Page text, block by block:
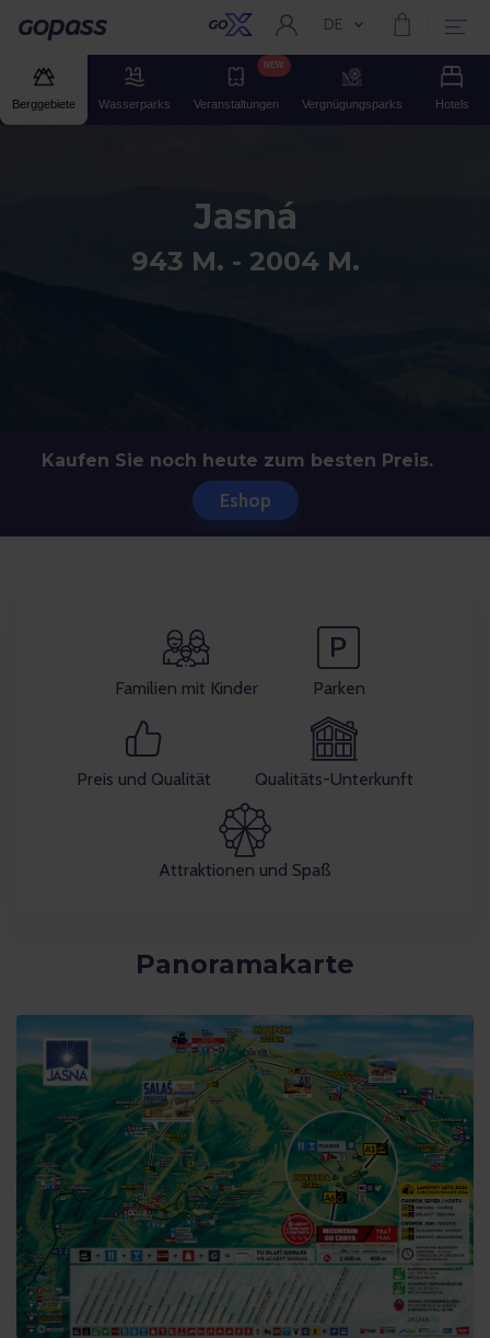
Gopass Aktuelle Sprache:
DE
Berggebiete Wasserparks Veranstaltungen
NEW
Vergnügungsparks Hotels
Jasná
943 M. - 2004 M.
Kaufen Sie noch heute zum besten Preis.
Eshop
Familien mit Kinder Parken
Preis und Qualität Qualitäts-Unterkunft
Attraktionen und Spaß
Panoramakarte